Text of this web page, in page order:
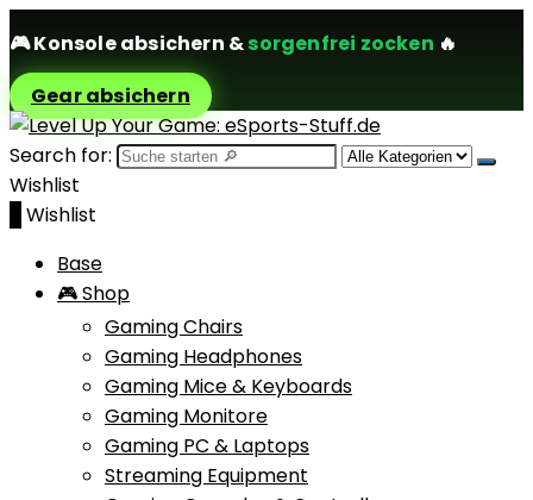
🎮Konsole absichern &sorgenfrei zocken 🔥
Gear absichern
Search for:
Wishlist
Wishlist
Base
🎮 Shop
Gaming Chairs
Gaming Headphones
Gaming Mice & Keyboards
Gaming Monitore
Gaming PC & Laptops
Streaming Equipment